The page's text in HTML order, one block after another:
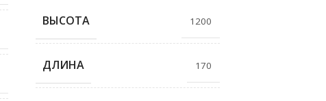
ВЫСОТА 1200
ДЛИНА 170